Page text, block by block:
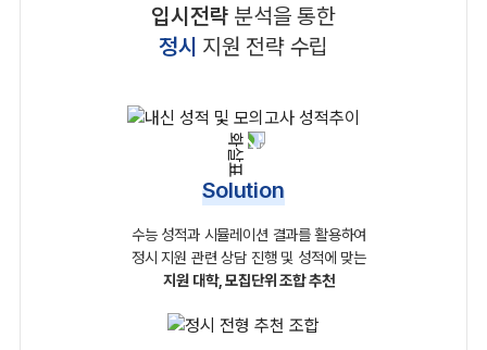
입시전략 분석을 통한
정시 지원 전략 수립
Solution
수능 성적과 시뮬레이션 결과를 활용하여
정시 지원 관련상담 진행 및 성적에 맞는
지원 대학, 모집단위 조합 추천